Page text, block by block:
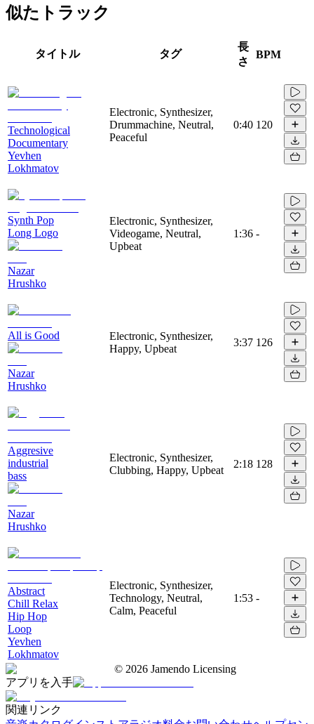
似たトラック
タイトル タグ
長
さ
BPM
Technological
Documentary
Yevhen
Lokhmatov
Electronic, Synthesizer,
Drummachine, Neutral,
Peaceful
0:40 120
Synth Pop
Long Logo
Nazar
Hrushko
Electronic, Synthesizer,
Videogame, Neutral,
Upbeat
1:36 -
All is Good
Nazar
Hrushko
Electronic, Synthesizer,
Happy, Upbeat
3:37 126
Aggresive
industrial
bass
Nazar
Hrushko
Electronic, Synthesizer,
Clubbing, Happy, Upbeat
2:18 128
Abstract
Chill Relax
Hip Hop
Loop
Yevhen
Lokhmatov
Electronic, Synthesizer,
Technology, Neutral,
Calm, Peaceful
1:53 -
© 2026 Jamendo Licensing
アプリを入手
関連リンク